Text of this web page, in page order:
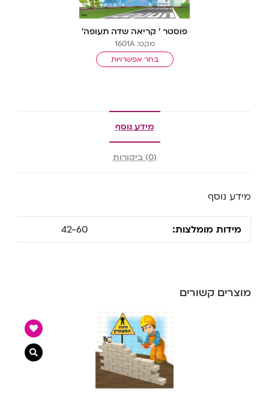
פוסטר ‘ קריאה שדה תעופה’
מקט: 1601A
בחר אפשרויות
מידע נוסף
(0) ביקורות
מידע נוסף
מידות מומלצות: 42-60
מוצרים קשורים
צפייה